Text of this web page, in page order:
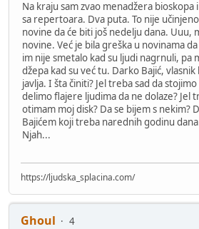
Na kraju sam zvao menadžera bioskopa
sa repertoara. Dva puta. To nije
novine da će biti još nedelju dana. Uuu,
novine. Već je bila greška u novinama
im nije smetalo kad su ljudi nagrnuli, pa
džepa kad su već tu. Darko Bajić,
javlja. I šta činiti? Jel treba sad da
delimo flajere ljudima da ne dolaze? Jel
otimam moj disk? Da se bijem s nekim?
Bajićem koji treba narednih godinu
Njah...
https://ljudska_splacina.com/
Ghoul
4